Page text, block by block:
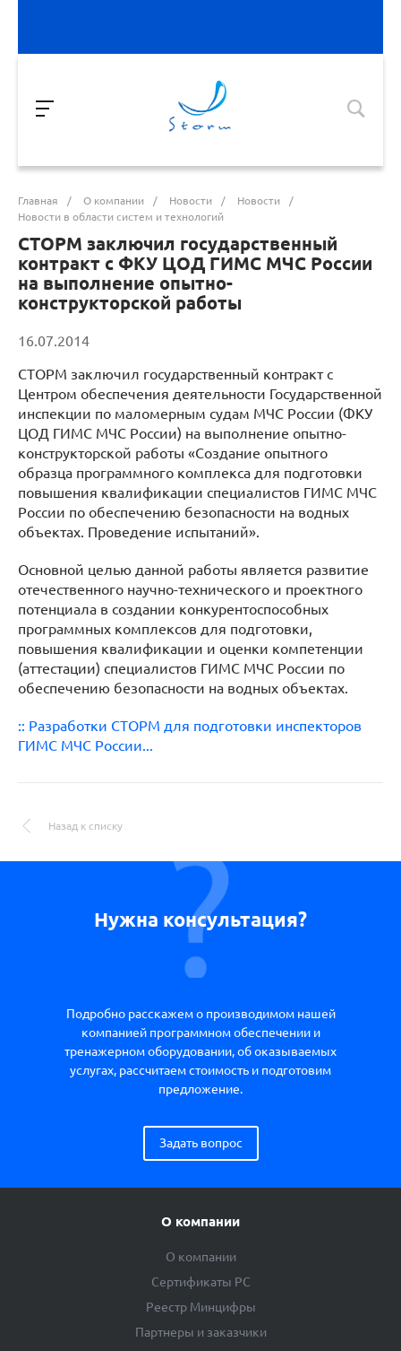
Главная / О компании / Новости / Новости
/
Новости в области систем и технологий
СТОРМ заключил государственный
контракт с ФКУ ЦОД ГИМС МЧС России
на выполнение опытно-
конструкторской работы
16.07.2014
СТОРМ заключил государственный контракт с
Центром обеспечения деятельности Государственной
инспекции по маломерным судам МЧС России (ФКУ
ЦОД ГИМС МЧС России) на выполнение опытно-
конструкторской работы «Создание опытного
образца программного комплекса для подготовки
повышения квалификации специалистов ГИМС МЧС
России по обеспечению безопасности на водных
объектах. Проведение испытаний».
Основной целью данной работы является развитие
отечественного научно-технического и проектного
потенциала в создании конкурентоспособных
программных комплексов для подготовки,
повышения квалификации и оценки компетенции
(аттестации) специалистов ГИМС МЧС России по
обеспечению безопасности на водных объектах.
:: Разработки СТОРМ для подготовки инспекторов
ГИМС МЧС России...
Назад к списку
Нужна консультация?
Подробно расскажем о производимом нашей
компанией программном обеспечении и
тренажерном оборудовании, об оказываемых
услугах, рассчитаем стоимость и подготовим
предложение.
Задать вопрос
О компании
О компании
Сертификаты РС
Реестр Минцифры
Партнеры и заказчики